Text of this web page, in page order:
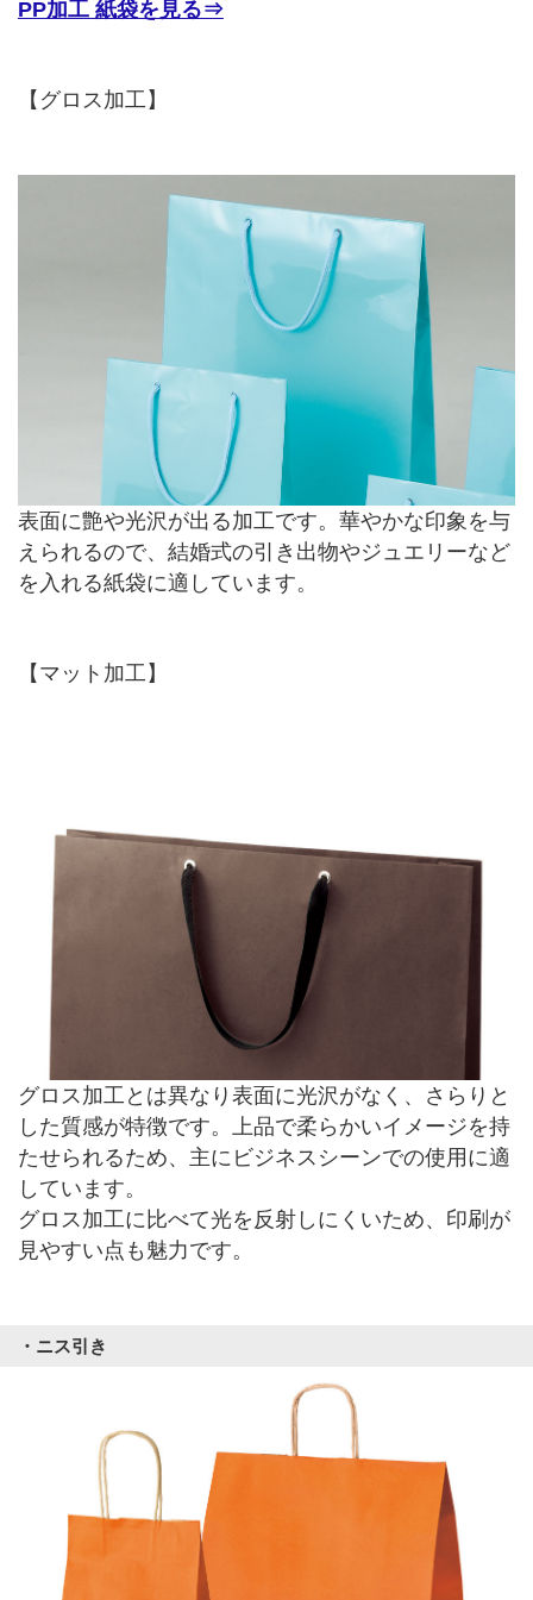
PP加工 紙袋を見る⇒
【グロス加工】
表面に艶や光沢が出る加工です。華やかな印象を与
えられるので、結婚式の引き出物やジュエリーなど
を入れる紙袋に適しています。
【マット加工】
グロス加工とは異なり表面に光沢がなく、さらりと
した質感が特徴です。上品で柔らかいイメージを持
たせられるため、主にビジネスシーンでの使用に適
しています。
グロス加工に比べて光を反射しにくいため、印刷が
見やすい点も魅力です。
・ニス引き